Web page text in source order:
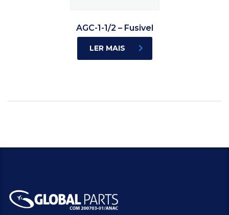
AGC-1-1/2 – Fusivel
LER MAIS